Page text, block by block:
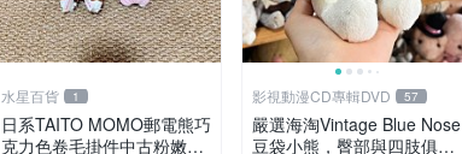
水星百貨 1
日系TAITO MOMO郵電熊巧
克力色卷毛掛件中古粉嫩玩
影視動漫CD專輯DVD 57
嚴選海淘Vintage Blue Nose
豆袋小熊，臀部與四肢俱